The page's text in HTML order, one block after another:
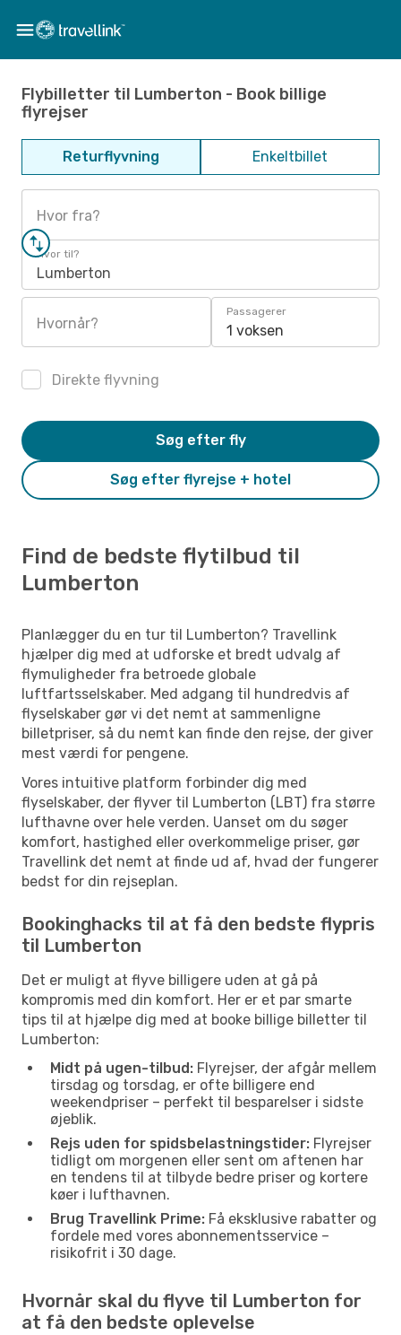
Flybilletter til Lumberton - Book billige
flyrejser
Returflyvning Enkeltbillet
Hvor fra?
Hvor til?
Lumberton
Hvornår?
Passagerer
1 voksen
Direkte flyvning
Søg efter flyrejse + hotel
Søg efter fly
Find de bedste flytilbud til
Lumberton
Planlægger du en tur til Lumberton? Travellink
hjælper dig med at udforske et bredt udvalg af
flymuligheder fra betroede globale
luftfartsselskaber. Med adgang til hundredvis af
flyselskaber gør vi det nemt at sammenligne
billetpriser, så du nemt kan finde den rejse, der giver
mest værdi for pengene.
Vores intuitive platform forbinder dig med
flyselskaber, der flyver til Lumberton (LBT) fra større
lufthavne over hele verden. Uanset om du søger
komfort, hastighed eller overkommelige priser, gør
Travellink det nemt at finde ud af, hvad der fungerer
bedst for din rejseplan.
Bookinghacks til at få den bedste flypris
til Lumberton
Det er muligt at flyve billigere uden at gå på
kompromis med din komfort. Her er et par smarte
tips til at hjælpe dig med at booke billige billetter til
Lumberton:
Midt på ugen-tilbud: Flyrejser, der afgår mellem
tirsdag og torsdag, er ofte billigere end
weekendpriser – perfekt til besparelser i sidste
øjeblik.
Rejs uden for spidsbelastningstider: Flyrejser
tidligt om morgenen eller sent om aftenen har
en tendens til at tilbyde bedre priser og kortere
køer i lufthavnen.
Brug Travellink Prime: Få eksklusive rabatter og
fordele med vores abonnementsservice –
risikofrit i 30 dage.
Hvornår skal du flyve til Lumberton for
at få den bedste oplevelse